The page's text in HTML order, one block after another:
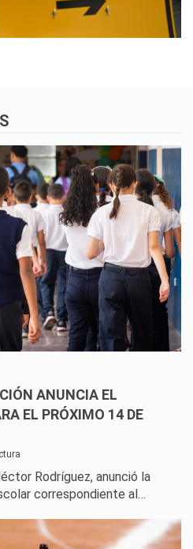
ANUNCIA EL
EL PRÓXIMO 14 DE
Rodríguez, anunció la
correspondiente al…